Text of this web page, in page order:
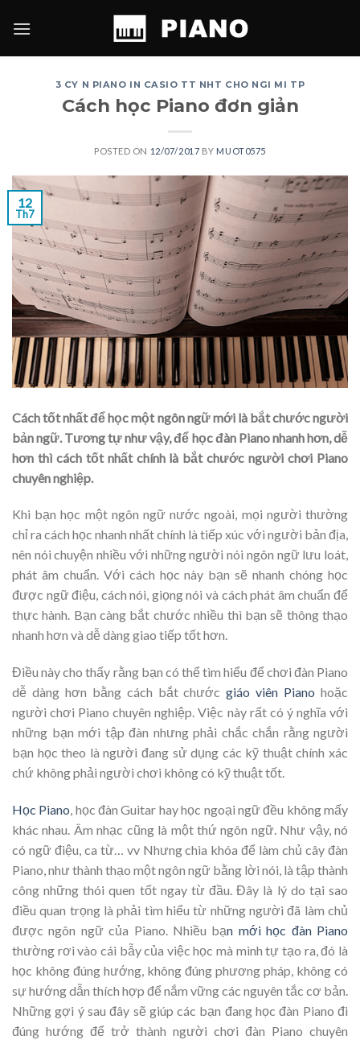
3 CY N PIANO IN CASIO TT NHT CHO NGI MI TP
Cách học Piano đơn giản
POSTED ON 12/07/2017 BY MUOT0575
12
Th7
Cách tốt nhất để học một ngôn ngữ mới là bắt chước người
bản ngữ. Tương tự như vậy, để học đàn Piano nhanh hơn, dễ
hơn thì cách tốt nhất chính là bắt chước người chơi Piano
chuyên nghiệp.
Khi bạn học một ngôn ngữ nước ngoài, mọi người thường
chỉ ra cách học nhanh nhất chính là tiếp xúc với người bản địa,
nên nói chuyện nhiều với những người nói ngôn ngữ lưu loát,
phát âm chuẩn. Với cách học này bạn sẽ nhanh chóng học
được ngữ điệu, cách nói, giọng nói và cách phát âm chuẩn để
thực hành. Bạn càng bắt chước nhiều thì bạn sẽ thông thạo
nhanh hơn và dễ dàng giao tiếp tốt hơn.
Điều này cho thấy rằng bạn có thể tìm hiểu để chơi đàn Piano
dễ dàng hơn bằng cách bắt chướcgiáo viên Piano hoặc
người chơi Piano chuyên nghiệp. Việc này rất có ý nghĩa với
những bạn mới tập đàn nhưng phải chắc chắn rằng người
bạn học theo là người đang sử dụng các kỹ thuật chính xác
chứ không phải người chơi không có kỹ thuật tốt.
Học Piano, học đàn Guitar hay học ngoại ngữ đều không mấy
khác nhau. Âm nhạc cũng là một thứ ngôn ngữ. Như vậy, nó
có ngữ điệu, ca từ… vv Nhưng chìa khóa để làm chủ cây đàn
Piano, như thành thạo một ngôn ngữ bằng lời nói, là tập thành
công những thói quen tốt ngay từ đầu. Đây là lý do tại sao
điều quan trọng là phải tìm hiểu từ những người đã làm chủ
được ngôn ngữ của Piano. Nhiều bạn mới học đàn Piano
thường rơi vào cái bẫy của việc học mà mình tự tạo ra, đó là
học không đúng hướng, không đúng phương pháp, không có
sự hướng dẫn thích hợp để nắm vững các nguyên tắc cơ bản.
Những gợi ý sau đây sẽ giúp các bạn đang học đàn Piano đi
đúng hướng để trở thành người chơi đàn Piano chuyên